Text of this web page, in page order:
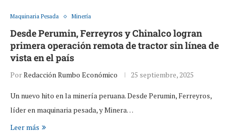
Maquinaria Pesada Minería
Desde Perumin, Ferreyros y Chinalco logran
primera operación remota de tractor sin línea de
vista en el país
PorRedacción Rumbo Económico 25 septiembre, 2025
Un nuevo hito en la minería peruana. Desde Perumin, Ferreyros,
líder en maquinaria pesada, y Minera…
Leer más